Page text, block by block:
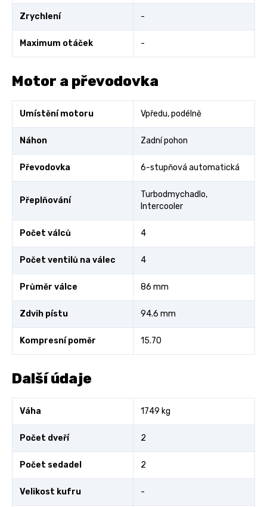
Zrychlení -
Maximum otáček -
Motor a převodovka
Umístění motoru Vpředu, podélně
Náhon Zadní pohon
Převodovka 6-stupňová automatická
Přeplňování
Turbodmychadlo,
Intercooler
Počet válců 4
Počet ventilů na válec 4
Průměr válce 86 mm
Zdvih pístu 94.6 mm
Kompresní poměr 15.70
Další údaje
Váha 1749 kg
Počet dveří 2
Počet sedadel 2
Velikost kufru -